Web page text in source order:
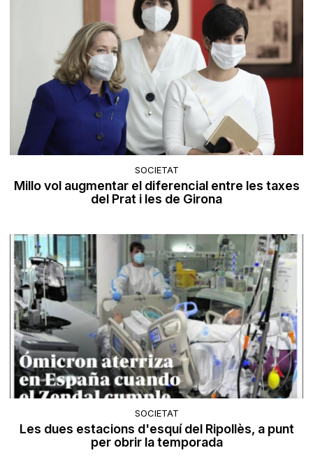
SOCIETAT
Millo vol augmentar el diferencial entre les taxes
del Prat i les de Girona
SOCIETAT
Les dues estacions d'esquí del Ripollès, a punt
per obrir la temporada